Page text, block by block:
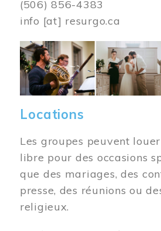
(506) 856-4383
info [at] resurgo.ca
Image
Locations
Les groupes peuvent
libre pour des occasions
que des mariages, des
presse, des réunions ou
religieux.